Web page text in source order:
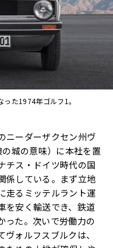
た1974年ゴルフ1。
ニーダーザクセン州ヴ
城の意味）に本社を置
チス・ドイツ時代の国
係している。まず立地
走るミッテルラント運
を安く輸送でき、鉄道
った。次いで労働力の
ォルフスブルクは、